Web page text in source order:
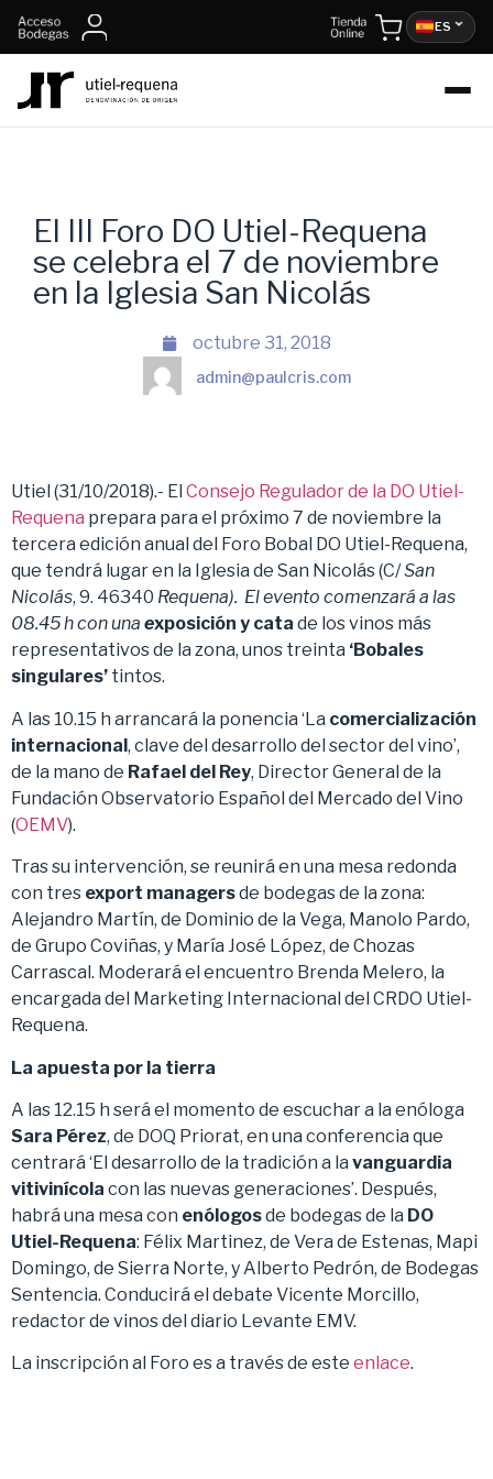
ES
El III Foro DO Utiel-Requena
se celebra el 7 de noviembre
en la Iglesia San Nicolás
octubre 31, 2018
admin@paulcris.com
Utiel (31/10/2018).- El Consejo Regulador de la DO Utiel-
Requena prepara para el próximo 7 de noviembre la
tercera edición anual del Foro Bobal DO Utiel-Requena,
que tendrá lugar en la Iglesia de San Nicolás (C/San
Nicolás, 9. 46340 Requena). El evento comenzará a las
08.45 h con una exposición y cata de los vinos más
representativos de la zona, unos treinta ‘Bobales
singulares’ tintos.
A las 10.15 h arrancará la ponencia ‘La comercialización
internacional, clave del desarrollo del sector del vino’,
de la mano de Rafael del Rey, Director General de la
Fundación Observatorio Español del Mercado del Vino
(OEMV).
Tras su intervención, se reunirá en una mesa redonda
con tres export managersde bodegas de la zona:
Alejandro Martín, de Dominio de la Vega, Manolo Pardo,
de Grupo Coviñas, y María José López, de Chozas
Carrascal. Moderará el encuentro Brenda Melero, la
encargada del Marketing Internacional del CRDO Utiel-
Requena.
La apuesta por la tierra
A las 12.15 h será el momento de escuchar a la enóloga
Sara Pérez, de DOQ Priorat, en una conferencia que
centrará ‘El desarrollo de la tradición a la vanguardia
vitivinícola con las nuevas generaciones’. Después,
habrá una mesa con enólogosde bodegas de la DO
Utiel-Requena: Félix Martinez, de Vera de Estenas, Mapi
Domingo, de Sierra Norte, y Alberto Pedrón, de Bodegas
Sentencia. Conducirá el debate Vicente Morcillo,
redactor de vinos del diario Levante EMV.
La inscripción al Foro es a través de este enlace.